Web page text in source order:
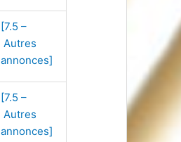
[7.5 –
Autres
annonces]
[7.5 –
Autres
annonces]